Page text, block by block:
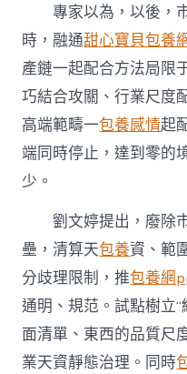
專家以為，以後，
時，融通甜心寶貝包養
產鏈一起配合方法局限
巧結合攻關、行業尺度
高端範疇一包養感情起
端同時停止，達到零的
少。
劉文婷提出，廢除
壘，清算天包養資、範
分歧理限制，推包養網
通明、規范。試點樹立
面清單、東西的品質尺
業天資靜態治理。同時